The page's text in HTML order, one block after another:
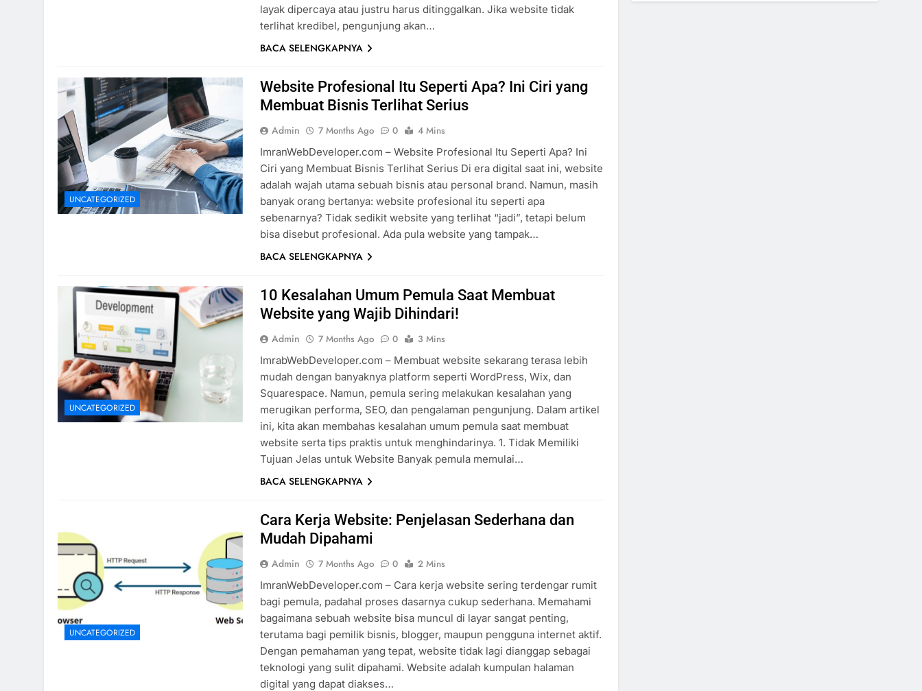
layak dipercaya atau justru harus ditinggalkan. Jika website tidak
terlihat kredibel, pengunjung akan…
BACA SELENGKAPNYA
UNCATEGORIZED
Website Profesional Itu Seperti Apa? Ini Ciri yang
Membuat Bisnis Terlihat Serius
Admin 7 Months Ago 0
4 Mins
ImranWebDeveloper.com – Website Profesional Itu Seperti Apa? Ini
Ciri yang Membuat Bisnis Terlihat Serius Di era digital saat ini, website
adalah wajah utama sebuah bisnis atau personal brand. Namun, masih
banyak orang bertanya: website profesional itu seperti apa
sebenarnya? Tidak sedikit website yang terlihat “jadi”, tetapi belum
bisa disebut profesional. Ada pula website yang tampak…
BACA SELENGKAPNYA
UNCATEGORIZED
10 Kesalahan Umum Pemula Saat Membuat
Website yang Wajib Dihindari!
Admin 7 Months Ago 0
3 Mins
ImrabWebDeveloper.com – Membuat website sekarang terasa lebih
mudah dengan banyaknya platform seperti WordPress, Wix, dan
Squarespace. Namun, pemula sering melakukan kesalahan yang
merugikan performa, SEO, dan pengalaman pengunjung. Dalam artikel
ini, kita akan membahas kesalahan umum pemula saat membuat
website serta tips praktis untuk menghindarinya. 1. Tidak Memiliki
Tujuan Jelas untuk Website Banyak pemula memulai…
BACA SELENGKAPNYA
UNCATEGORIZED
Cara Kerja Website: Penjelasan Sederhana dan
Mudah Dipahami
Admin 7 Months Ago 0
2 Mins
ImranWebDeveloper.com – Cara kerja website sering terdengar rumit
bagi pemula, padahal proses dasarnya cukup sederhana. Memahami
bagaimana sebuah website bisa muncul di layar sangat penting,
terutama bagi pemilik bisnis, blogger, maupun pengguna internet aktif.
Dengan pemahaman yang tepat, website tidak lagi dianggap sebagai
teknologi yang sulit dipahami. Website adalah kumpulan halaman
digital yang dapat diakses…